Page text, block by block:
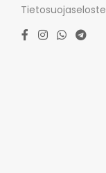
Tietosuojaseloste